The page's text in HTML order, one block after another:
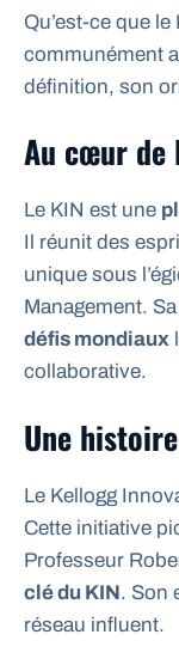
Qu’est-ce que
communément
définition, son
Au cœur de
Le KIN est une
Il réunit des
unique sous
Management.
défis mondiaux
collaborative.
Une
Le Kellogg
Cette initiative
Professeur
clé du KIN. Son
réseau influent.